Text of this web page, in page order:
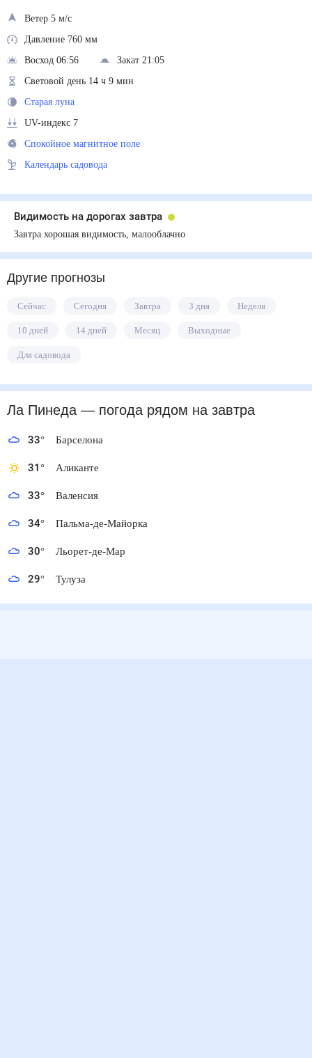
Ветер 5 м/с
Давление 760 мм
Восход 06:56
Закат 21:05
Световой день 14 ч 9 мин
Старая луна
UV-индекс 7
Спокойное магнитное поле
Календарь садовода
Видимость на дорогах завтра
Завтра хорошая видимость, малооблачно
Другие прогнозы
Сейчас Сегодня Завтра 3 дня Неделя
10 дней 14 дней Месяц Выходные
Для садовода
Ла Пинеда— погода рядомна завтра
33° Барселона
31° Аликанте
33° Валенсия
34° Пальма-де-Майорка
30° Льорет-де-Мар
29° Тулуза